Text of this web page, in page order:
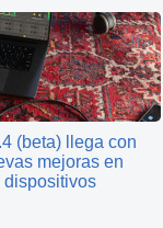
(beta) llega con
mejoras en
dispositivos